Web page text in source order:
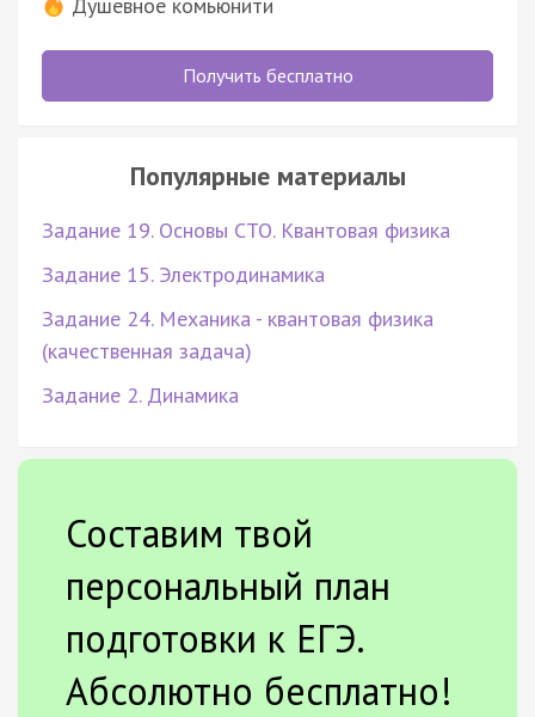
Получить бесплатно
Популярные материалы
Задание 19. Основы СТО. Квантовая физика
Задание 15. Электродинамика
Задание 24. Механика - квантовая физика
(качественная задача)
Задание 2. Динамика
Составим твой
персональный план
подготовки к ЕГЭ.
Абсолютно бесплатно!